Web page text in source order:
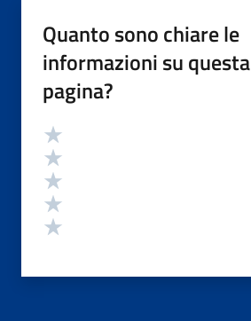
Quanto sono chiare le
informazioni su questa
pagina?
Valutazione